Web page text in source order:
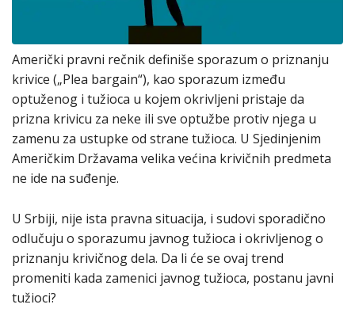
Američki pravni rečnik definiše sporazum o priznanju
krivice („Plea bargain“), kao sporazum između
optuženog i tužioca u kojem okrivljeni pristaje da
prizna krivicu za neke ili sve optužbe protiv njega u
zamenu za ustupke od strane tužioca. U Sjedinjenim
Američkim Državama velika većina krivičnih predmeta
ne ide na suđenje.
U Srbiji, nije ista pravna situacija, i sudovi sporadično
odlučuju o sporazumu javnog tužioca i okrivljenog o
priznanju krivičnog dela. Da li će se ovaj trend
promeniti kada zamenici javnog tužioca, postanu javni
tužioci?